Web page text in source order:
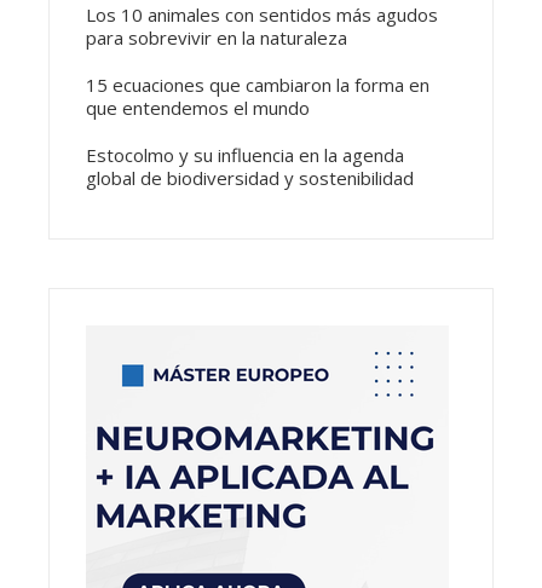
Los 10 animales con sentidos más agudos
para sobrevivir en la naturaleza
15 ecuaciones que cambiaron la forma en
que entendemos el mundo
Estocolmo y su influencia en la agenda
global de biodiversidad y sostenibilidad